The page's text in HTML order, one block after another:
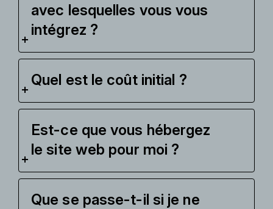
avec lesquelles vous vous
intégrez ?
Quel est le coût initial ?
Est-ce que vous hébergez
le site web pour moi ?
Que se passe-t-il si je ne